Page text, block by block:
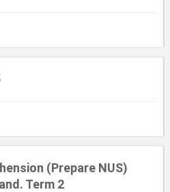
(Prepare NUS)
Term 2